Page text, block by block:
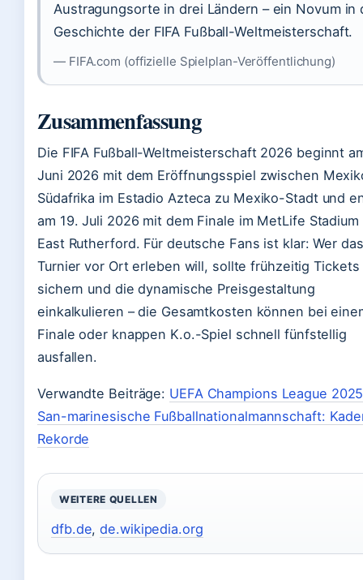
Austragungsorte in drei Ländern – ein Novum in
Geschichte der FIFA Fußball-Weltmeisterschaft.
— FIFA.com (offizielle Spielplan-Veröffentlichung)
Zusammenfassung
Die FIFA Fußball-Weltmeisterschaft 2026 beginnt
Juni 2026 mit dem Eröffnungsspiel zwischen
Südafrika im Estadio Azteca zu Mexiko-Stadt und
am 19. Juli 2026 mit dem Finale im MetLife Stadium
East Rutherford. Für deutsche Fans ist klar: Wer das
Turnier vor Ort erleben will, sollte frühzeitig Tickets
sichern und die dynamische Preisgestaltung
einkalkulieren – die Gesamtkosten können bei
Finale oder knappen K.o.-Spiel schnell fünfstellig
ausfallen.
Verwandte Beiträge: UEFA Champions League 2025
San-marinesische Fußballnationalmannschaft:
Rekorde
WEITERE QUELLEN
dfb.de,de.wikipedia.org